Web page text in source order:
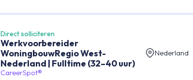
Direct solliciteren
Werkvoorbereider
WoningbouwRegio West-
Nederland | Fulltime (32–40 uur)
CareerSpot®
Nederland